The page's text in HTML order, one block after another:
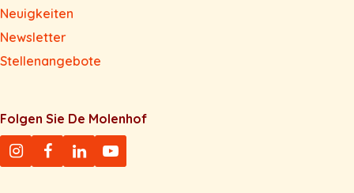
Neuigkeiten
Newsletter
Stellenangebote
Folgen Sie De Molenhof